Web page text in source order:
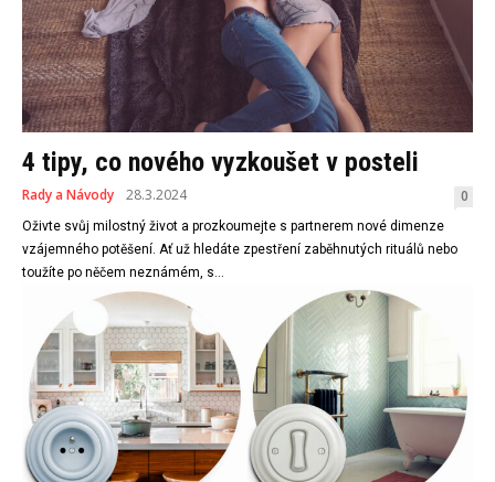
4 tipy, co nového vyzkoušet v posteli
Rady a Návody 28.3.2024 0
Oživte svůj milostný život a prozkoumejte s partnerem nové dimenze
vzájemného potěšení. Ať už hledáte zpestření zaběhnutých rituálů nebo
toužíte po něčem neznámém, s...